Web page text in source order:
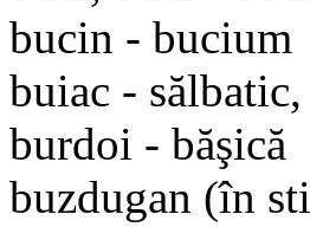
bucin - bucium
buiac -
burdoi - băşică
buzdugan (în